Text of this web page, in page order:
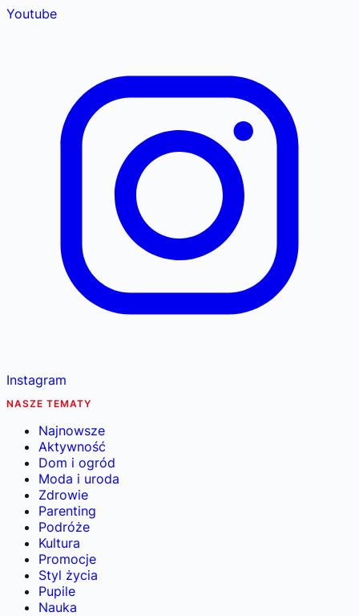
Youtube
Instagram
NASZE TEMATY
Najnowsze
Aktywność
Dom i ogród
Moda i uroda
Zdrowie
Parenting
Podróże
Kultura
Promocje
Styl życia
Pupile
Nauka